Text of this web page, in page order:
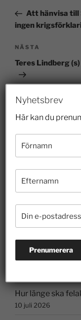
Att hänvisa till
ingen
NÄSTA
Teres Lindberg
Senaste inläggen
Veterinärbrist
28 juli 2026
Riskkapitalister
Sverige
Hur länge ska
10 juli 2026
Nyhetsbrev
Här kan du